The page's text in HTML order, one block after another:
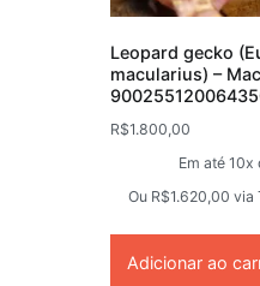
Leopard gecko
macularius) –
R$1.800,00
Em até 10x
Ou R$1.620,00 via
Adicionar ao